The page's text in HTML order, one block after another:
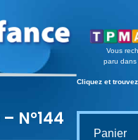
N°144
Vous
paru
Cliquez et
Panier